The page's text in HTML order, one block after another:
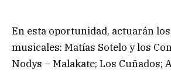
En esta oportunidad, actuarán
musicales: Matías Sotelo y los
Nodys – Malakate; Los Cuñados;